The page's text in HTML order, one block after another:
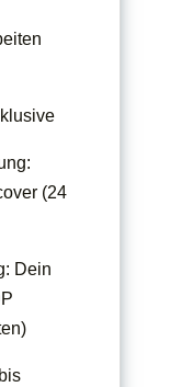
(24
Dein